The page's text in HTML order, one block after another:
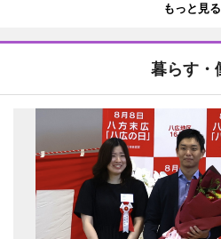
もっと見る
暮らす・